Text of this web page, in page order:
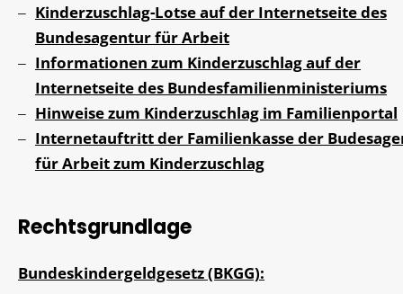
Kinderzuschlag-Lotse auf der Internetseite des
Bundesagentur für Arbeit
Informationen zum Kinderzuschlag auf der
Internetseite des Bundesfamilienministeriums
Hinweise zum Kinderzuschlag im Familienportal
Internetauftritt der Familienkasse der
für Arbeit zum Kinderzuschlag
Rechtsgrundlage
Bundeskindergeldgesetz (BKGG):